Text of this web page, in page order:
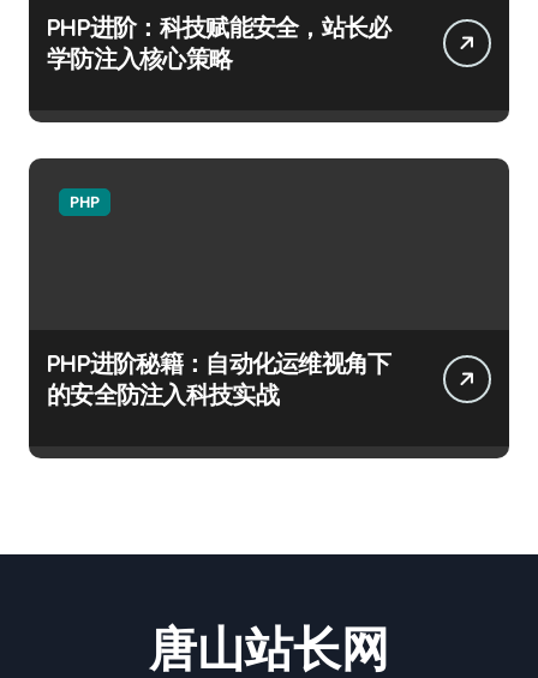
PHP进阶：科技赋能安全，站长必
学防注入核心策略
PHP
PHP进阶秘籍：自动化运维视角下
的安全防注入科技实战
唐山站长网